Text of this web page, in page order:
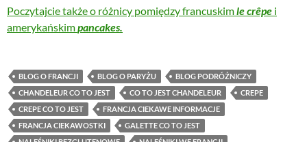
Poczytajcie także o różnicy pomiędzy francuskimle crêpe i
amerykańskimpancakes.
BLOG O FRANCJI BLOG O PARYŻU
BLOG PODRÓŻNICZY
CHANDELEUR CO TO JEST
CO TO JEST CHANDELEUR
CREPE
CREPE CO TO JEST
FRANCJA CIEKAWE INFORMACJE
FRANCJA CIEKAWOSTKI
GALETTE CO TO JEST